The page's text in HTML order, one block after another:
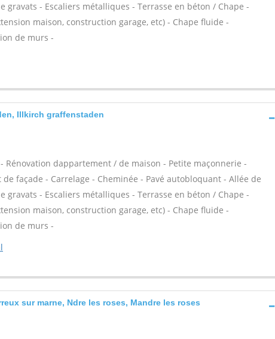
gravats - Escaliers métalliques - Terrasse en béton / Chape -
maison, construction garage, etc) - Chape fluide -
de murs -
Illkirch graffenstaden
dappartement / de maison - Petite maçonnerie -
façade - Carrelage - Cheminée - Pavé autobloquant - Allée de
gravats - Escaliers métalliques - Terrasse en béton / Chape -
maison, construction garage, etc) - Chape fluide -
de murs -
sur marne, Ndre les roses, Mandre les roses